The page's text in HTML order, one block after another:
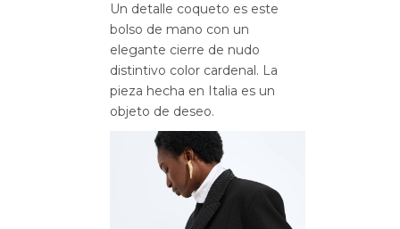
Un detalle coqueto es este
bolso de mano con un
elegante cierre de nudo
distintivo color cardenal. La
pieza hecha en Italia es un
objeto de deseo.